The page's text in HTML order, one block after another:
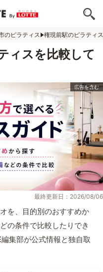
のピラティス 権現前駅のピラティス
ィスを比較して
最終更新日：2026/08/06
を、目的別のおすすめか
の条件で比較したりでき
集部が公式情報と独自取